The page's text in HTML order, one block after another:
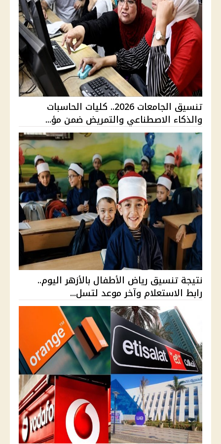
تنسيق الجامعات 2026.. كليات الحاسبات
والذكاء الاصطناعي والتمريض ضمن مؤ...
نتيجة تنسيق رياض الأطفال بالأزهر اليوم..
رابط الاستعلام وآخر موعد لتسل...